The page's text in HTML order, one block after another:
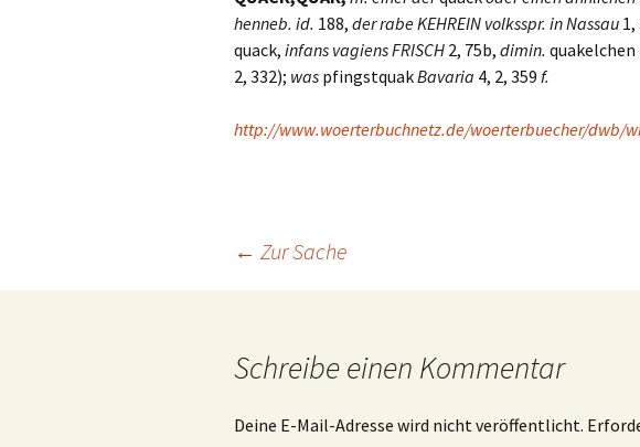
henneb. id. 188, der rabeKEHREIN volksspr. in Nassau 1,
quack, infans vagiensFRISCH 2, 75b, dimin. quakelchen
2, 332); was pfingstquakBavaria 4, 2, 359 f.
http://www.woerterbuchnetz.de/woerterbuecher/dwb/
← Zur Sache
Schreibe einen Kommentar
Deine E-Mail-Adresse wird nicht veröffentlicht.